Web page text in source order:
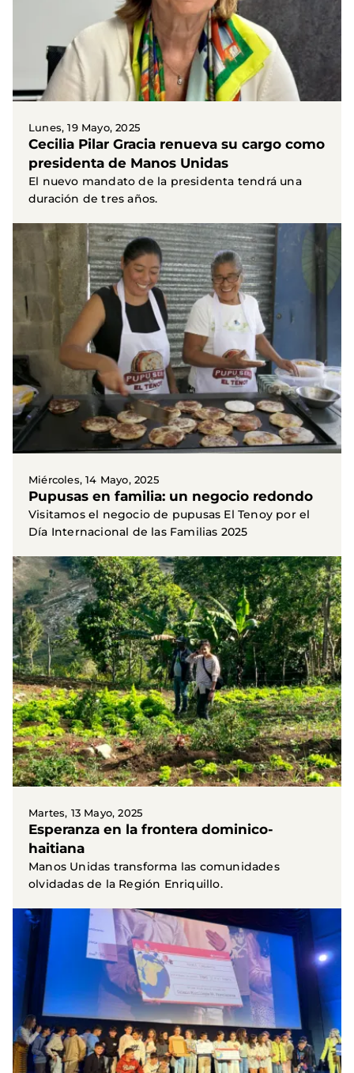
Lunes, 19 Mayo, 2025
Cecilia Pilar Gracia renueva su cargo como
presidenta de Manos Unidas
El nuevo mandato de la presidenta tendrá una
duración de tres años.
Miércoles, 14 Mayo, 2025
Pupusas en familia: un negocio redondo
Visitamos el negocio de pupusas El Tenoy por el
Día Internacional de las Familias 2025
Martes, 13 Mayo, 2025
Esperanza en la frontera dominico-
haitiana
Manos Unidas transforma las comunidades
olvidadas de la Región Enriquillo.